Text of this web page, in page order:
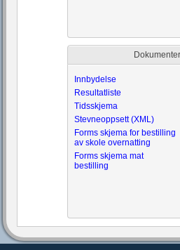
Dokumenter
Innbydelse
Resultatliste
Tidsskjema
Stevneoppsett (XML)
Forms skjema for bestilling
av skole overnatting
Forms skjema mat
bestilling